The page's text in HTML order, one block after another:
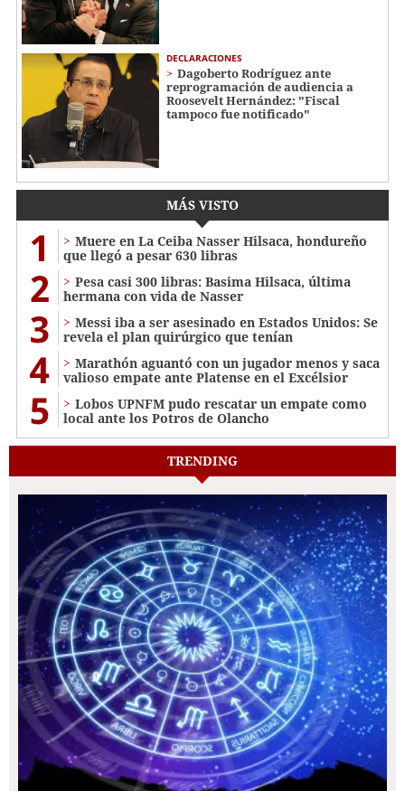
DECLARACIONES
Dagoberto Rodríguez ante
reprogramación de audiencia a
Roosevelt Hernández: "Fiscal
tampoco fue notificado"
MÁS VISTO
1
Muere en La Ceiba Nasser Hilsaca, hondureño
que llegó a pesar 630 libras
2
Pesa casi 300 libras: Basima Hilsaca, última
hermana con vida de Nasser
3
Messi iba a ser asesinado en Estados Unidos: Se
revela el plan quirúrgico que tenían
4
Marathón aguantó con un jugador menos y saca
valioso empate ante Platense en el Excélsior
5
Lobos UPNFM pudo rescatar un empate como
local ante los Potros de Olancho
TRENDING